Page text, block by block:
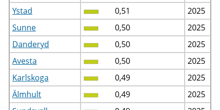
Ystad
0,51
2025
Sunne
0,50
2025
Danderyd
0,50
2025
Avesta
0,50
2025
Karlskoga
0,49
2025
Älmhult
0,49
2025